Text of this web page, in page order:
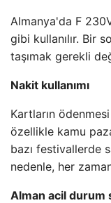
Almanya'da F
gibi kullanılır. Bir
taşımak gerekli
Nakit kullanımı
Kartların
özellikle kamu
bazı festivallerde
nedenle, her
Alman acil durum